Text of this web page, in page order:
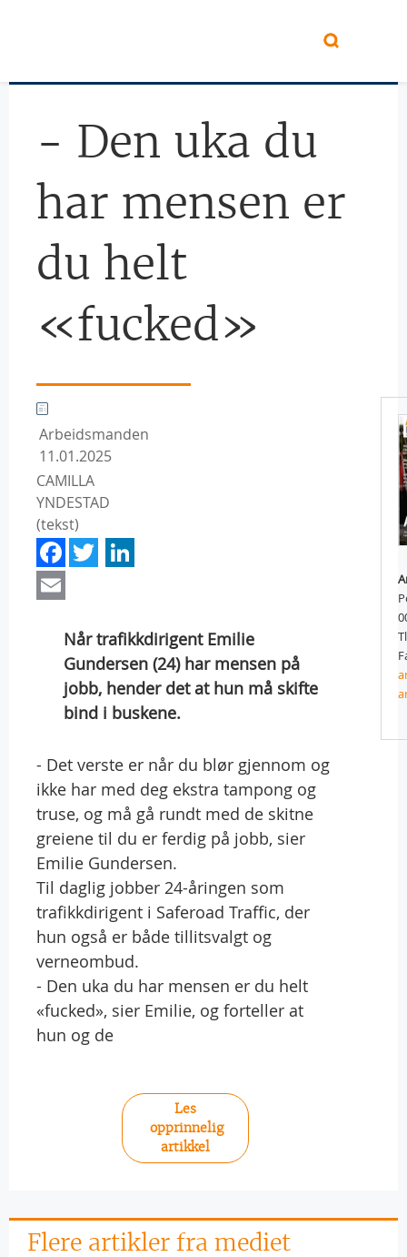
- Den uka du
har mensen er
du helt
«fucked»
Arbeidsmanden
11.01.2025
CAMILLA
YNDESTAD
(tekst)
Facebook
Twitter
Når trafikkdirigent Emilie
Gundersen (24) har mensen på
jobb, hender det at hun må skifte
bind i buskene.
- Det verste er når du blør gjennom og
ikke har med deg ekstra tampong og
truse, og må gå rundt med de skitne
greiene til du er ferdig på jobb, sier
Emilie Gundersen.
Til daglig jobber 24-åringen som
trafikkdirigent i Saferoad Traffic, der
hun også er både tillitsvalgt og
verneombud.
- Den uka du har mensen er du helt
«fucked», sier Emilie, og forteller at
hun og de
Les
opprinnelig
artikkel
Flere artikler fra mediet